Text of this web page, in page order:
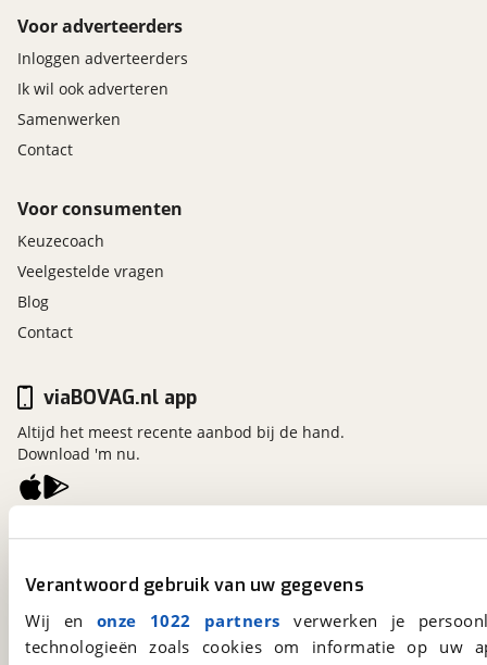
Verantwoord gebruik van uw gegevens
Wij en onze 1022 partners verwerken je
technologieën zoals cookies om informatie op
Voor adverteerders
Inloggen adverteerders
Ik wil ook adverteren
Samenwerken
Contact
Voor consumenten
Keuzecoach
Veelgestelde vragen
Blog
Contact
viaBOVAG.nl
3981 AJ Bunnik
Een initiatief van
BOVAG
viaBOVAG.nl app
Altijd het meest recente aanbod bij de hand.
Download 'm nu.